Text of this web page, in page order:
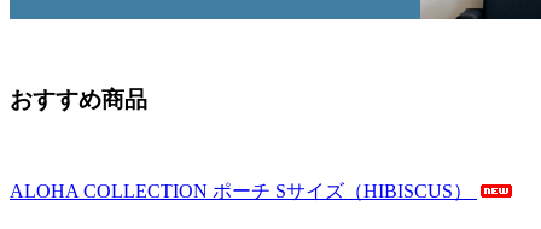
おすすめ商品
ALOHA COLLECTION ポーチ Sサイズ（HIBISCUS）